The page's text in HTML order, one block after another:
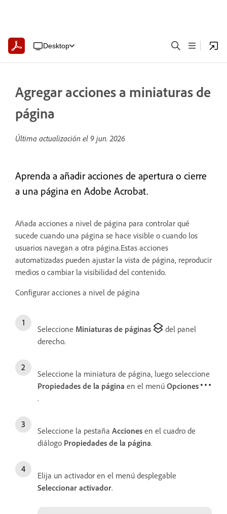
Desktop
Agregar acciones a miniaturas de
página
Última actualización el 9 jun. 2026
Aprenda a añadir acciones de apertura o cierre
a una página en Adobe Acrobat.
Añada acciones a nivel de página para controlar qué
sucede cuando una página se hace visible o cuando los
usuarios navegan a otra página.Estas acciones
automatizadas pueden ajustar la vista de página, reproducir
medios o cambiar la visibilidad del contenido.
Configurar acciones a nivel de página
Seleccione Miniaturas de páginas
del panel
derecho.
Seleccione la miniatura de página, luego seleccione
Propiedades de la página en el menú Opciones
.
Seleccione la pestaña Acciones en el cuadro de
diálogo Propiedades de la página.
Elija un activador en el menú desplegable
Seleccionar activador.